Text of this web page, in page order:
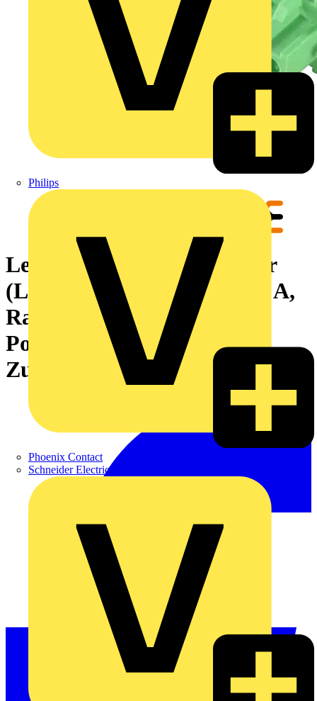
Philips
Phoenix Contact
Schneider Electric
Leiterplattensteckverbinder
(Leiteranschluss), 320 V, 18 A,
Raster in mm: 5.08, 4 mm²,
Polzahl: 14,
Zugbügelanschluss, Box